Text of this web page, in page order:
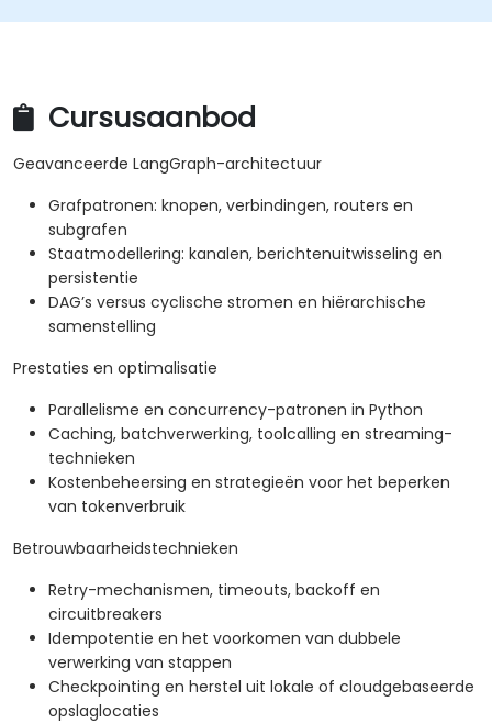
Cursusaanbod
Geavanceerde LangGraph-architectuur
Grafpatronen: knopen, verbindingen, routers en
subgrafen
Staatmodellering: kanalen, berichtenuitwisseling en
persistentie
DAG’s versus cyclische stromen en hiërarchische
samenstelling
Prestaties en optimalisatie
Parallelisme en concurrency-patronen in Python
Caching, batchverwerking, toolcalling en streaming-
technieken
Kostenbeheersing en strategieën voor het beperken
van tokenverbruik
Betrouwbaarheidstechnieken
Retry-mechanismen, timeouts, backoff en
circuitbreakers
Idempotentie en het voorkomen van dubbele
verwerking van stappen
Checkpointing en herstel uit lokale of cloudgebaseerde
opslaglocaties